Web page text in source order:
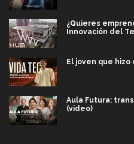
¿Quieres
Innovación del
El joven que
Aula Futura:
(video)